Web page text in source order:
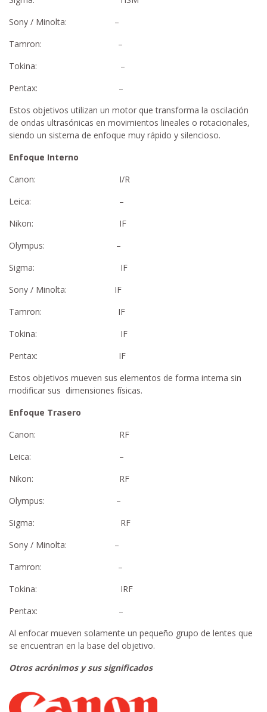
Sony / Minolta: –
Tamron: –
Tokina: –
Pentax: –
Estos objetivos utilizan un motor que transforma la oscilación
de ondas ultrasónicas en movimientos lineales o rotacionales,
siendo un sistema de enfoque muy rápido y silencioso.
Enfoque Interno
Canon: I/R
Leica: –
Nikon: IF
Olympus: –
Sigma: IF
Sony / Minolta: IF
Tamron: IF
Tokina: IF
Pentax: IF
Estos objetivos mueven sus elementos de forma interna sin
modificar sus dimensiones físicas.
Enfoque Trasero
Canon: RF
Leica: –
Nikon: RF
Olympus: –
Sigma: RF
Sony / Minolta: –
Tamron: –
Tokina: IRF
Pentax: –
Al enfocar mueven solamente un pequeño grupo de lentes que
se encuentran en la base del objetivo.
Otros acrónimos y sus significados